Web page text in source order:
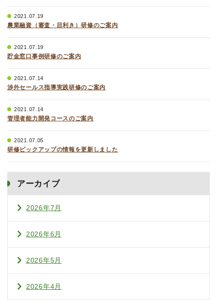
2021.07.19
農業融資（審査・目利き）研修のご案内
2021.07.19
貯金窓口事例研修のご案内
2021.07.14
渉外セールス指導実践研修のご案内
2021.07.14
管理者能力開発コースのご案内
2021.07.05
研修ピックアップの情報を更新しました
アーカイブ
2026年7月
2026年6月
2026年5月
2026年4月